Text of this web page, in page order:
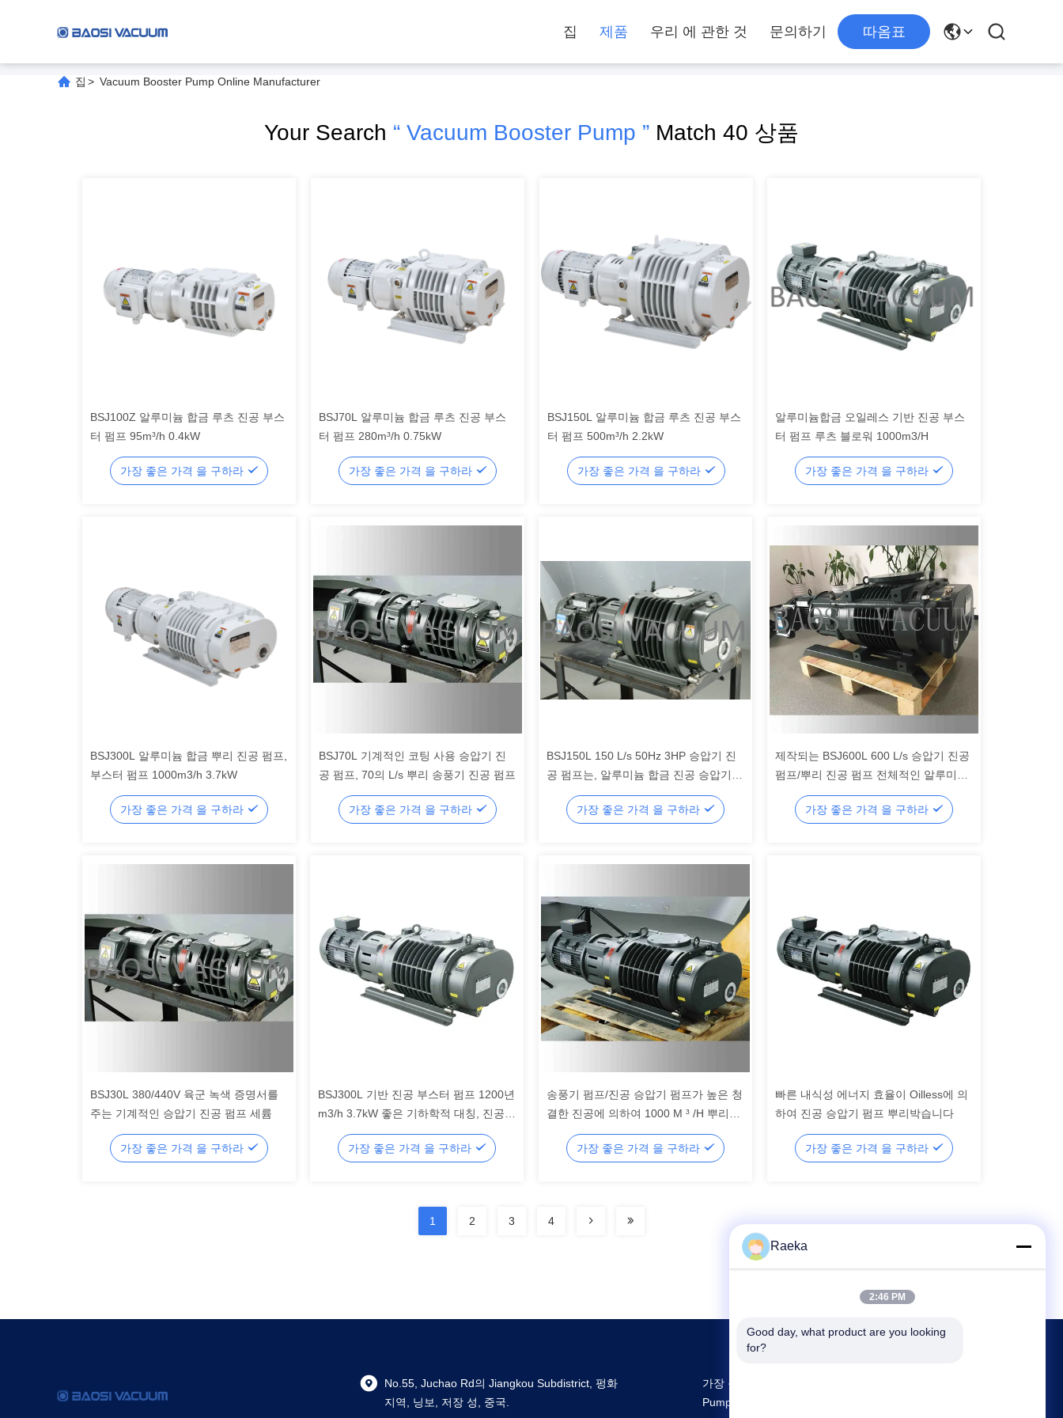
집 제품 우리 에 관한 것 문의하기 따옴표
집 > Vacuum Booster Pump Online Manufacturer
Your Search “ Vacuum Booster Pump ” Match 40 상품
BSJ100Z 알루미늄 합금 루츠 진공 부스
터 펌프 95m³/h 0.4kW
가장 좋은 가격 을 구하라
BSJ70L 알루미늄 합금 루츠 진공 부스
터 펌프 280m³/h 0.75kW
가장 좋은 가격 을 구하라
BSJ150L 알루미늄 합금 루츠 진공 부스
터 펌프 500m³/h 2.2kW
가장 좋은 가격 을 구하라
알루미늄합금 오일레스 기반 진공 부스
터 펌프 루츠 블로워 1000m3/H
가장 좋은 가격 을 구하라
BSJ300L 알루미늄 합금 뿌리 진공 펌프,
부스터 펌프 1000m3/h 3.7kW
가장 좋은 가격 을 구하라
BSJ70L 기계적인 코팅 사용 승압기 진
공 펌프, 70의 L/s 뿌리 송풍기 진공 펌프
가장 좋은 가격 을 구하라
BSJ150L 150 L/s 50Hz 3HP 승압기 진
공 펌프는, 알루미늄 합금 진공 승압기
펌프를 만들었습니다
가장 좋은 가격 을 구하라
제작되는 BSJ600L 600 L/s 승압기 진공
펌프/뿌리 진공 펌프 전체적인 알루미늄
가장 좋은 가격 을 구하라
BSJ30L 380/440V 육군 녹색 증명서를
주는 기계적인 승압기 진공 펌프 세륨
가장 좋은 가격 을 구하라
BSJ300L 기반 진공 부스터 펌프 1200년
m3/h 3.7kW 좋은 기하학적 대칭, 진공
가장 좋은 가격 을 구하라
송풍기 펌프/진공 승압기 펌프가 높은 청
결한 진공에 의하여 1000 M ³ /H 뿌리박
습니다
가장 좋은 가격 을 구하라
빠른 내식성 에너지 효율이 Oilless에 의
하여 진공 승압기 펌프 뿌리박습니다
가장 좋은 가격 을 구하라
1 2 3 4
No.55, Juchao Rd의 Jiangkou Subdistrict, 펑화
지역, 닝보, 저장 성, 중국.
가장 큰 연구 개발 및 생산 Rotary Vane Vacuum
Pump 중국 공급업체
Raeka
2:46 PM
Good day, what product are you looking
for?